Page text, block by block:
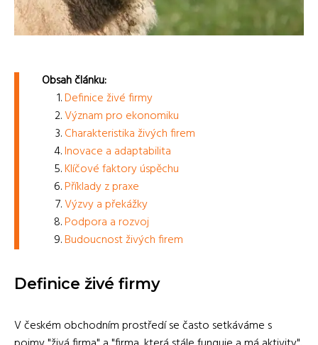
Obsah článku:
Definice živé firmy
Význam pro ekonomiku
Charakteristika živých firem
Inovace a adaptabilita
Klíčové faktory úspěchu
Příklady z praxe
Výzvy a překážky
Podpora a rozvoj
Budoucnost živých firem
Definice živé firmy
V českém obchodním prostředí se často setkáváme s